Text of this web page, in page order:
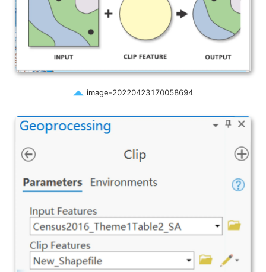
image-20220423170058694